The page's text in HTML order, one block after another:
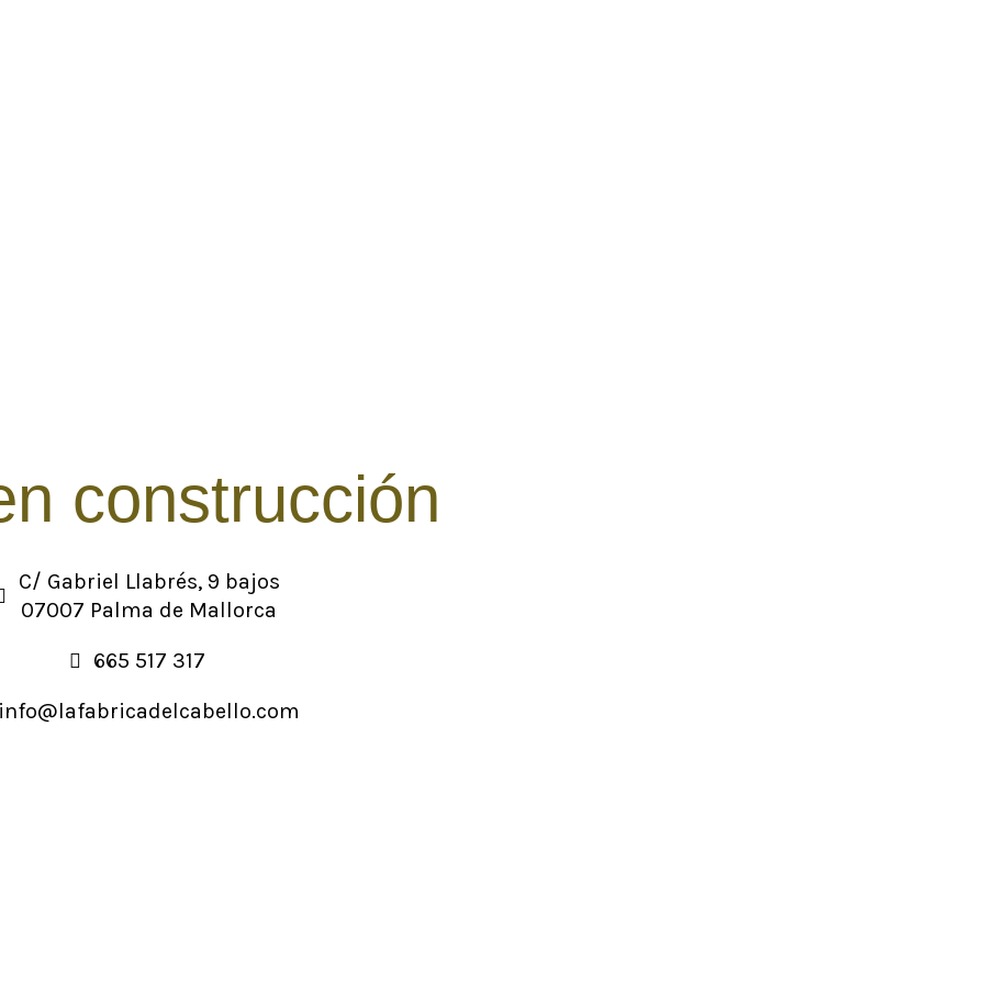
construcción
C/ Gabriel Llabrés, 9 bajos
07007 Palma de Mallorca
665 517 317
info@lafabricadelcabello.com